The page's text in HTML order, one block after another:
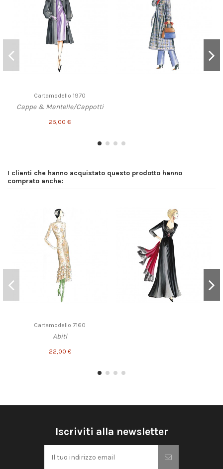
Cartamodello 1970
Cappe & Mantelle/Cappotti
25,00 €
I clienti che hanno acquistato questo prodotto hanno
comprato anche:
Cartamodello 7160
Abiti
22,00 €
Iscriviti alla newsletter